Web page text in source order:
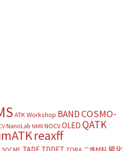
ATK Workshop BAND COSMO-
NanoLab NMR NOCVOLED QATK
reaxff